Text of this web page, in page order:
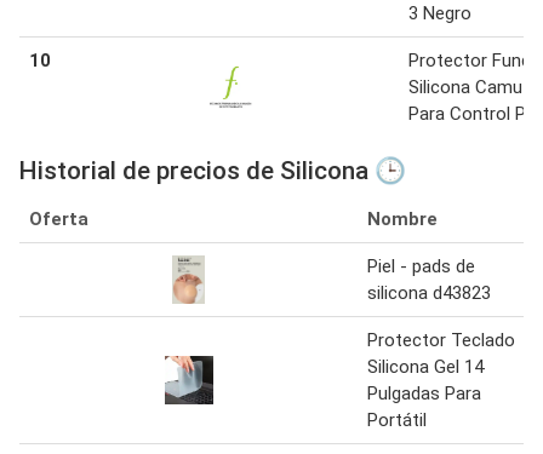
3 Negro
10
Protector Funda
Silicona
Para Control
Historial de precios de Silicona 🕒
Oferta Nombre
Piel - pads de
silicona d43823
Protector Teclado
Silicona Gel 14
Pulgadas Para
Portátil